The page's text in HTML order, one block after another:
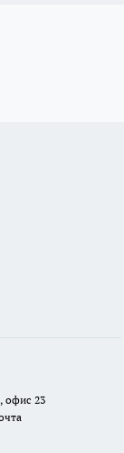
офис 23